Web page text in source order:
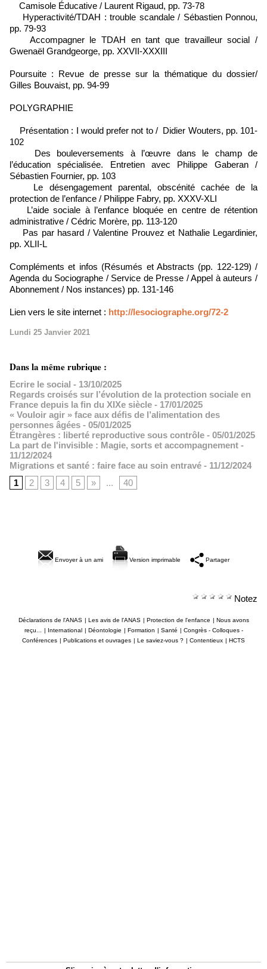
Camisole Éducative / Laurent Rigaud, pp. 73-78
Hyperactivité/TDAH : trouble scandale / Sébastien Ponnou,
pp. 79-93
Accompagner le TDAH en tant que travailleur social /
Gwenaël Grandgeorge, pp. XXVII-XXXIII
Poursuite : Revue de presse sur la thématique du dossier/
Gilles Bouvaist, pp. 94-99
POLYGRAPHIE
Présentation : I would prefer not to / Didier Wouters, pp. 101-
102
Des bouleversements à l’œuvre dans le champ de
l’éducation spécialisée. Entretien avec Philippe Gaberan /
Sébastien Fournier, pp. 103
Le désengagement parental, obscénité cachée de la
protection de l’enfance / Philippe Fabry, pp. XXXV-XLI
L’aide sociale à l’enfance bloquée en centre de rétention
administrative / Cédric Morère, pp. 113-120
Pas par hasard / Valentine Prouvez et Nathalie Legardinier,
pp. XLII-L
Compléments et infos (Résumés et Abstracts (pp. 122-129) /
Agenda du Sociographe / Service de Presse / Appel à auteurs /
Abonnement / Nos instances) pp. 131-146
Lien vers le site internet : http://lesociographe.org/72-2
Lundi 25 Janvier 2021
Dans la même rubrique :
Ecrire le social - 13/10/2025
Regards croisés sur l’évolution de la protection sociale en
France depuis la fin du XIXe siècle - 17/01/2025
« Vouloir agir » face aux défis de l’alimentation des
personnes âgées - 05/01/2025
Étrangères : liberté reproductive sous contrôle - 05/01/2025
La part de l'invisible : Magie, sorts et accompagnement -
11/12/2024
Migrations et santé : faire face au soin entravé - 11/12/2024
1
2 3 4 5 » ... 40
Envoyer à un ami Version imprimable Partager
Notez
Déclarations de l'ANAS | Les avis de l'ANAS | Protection de l'enfance | Nous avons
reçu...
| International | Déontologie | Formation | Santé | Congrès - Colloques -
Conférences | Publications et ouvrages | Le saviez-vous ? | Contentieux | HCTS